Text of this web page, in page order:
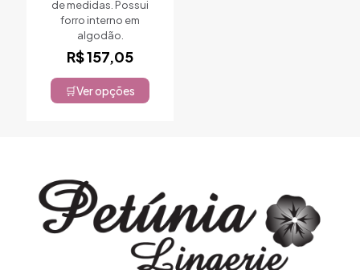
de medidas. Possui
forro interno em
algodão.
R$157,05
Ver opções
Este
podem
ser
escolhidas